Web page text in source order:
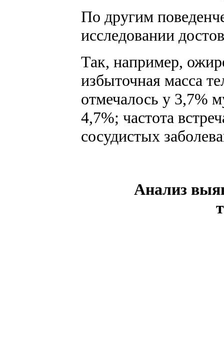
По другим
исследовании
Так, например,
избыточная масса
отмечалось у 3,7%
4,7%; частота
сосудистых
Анализ